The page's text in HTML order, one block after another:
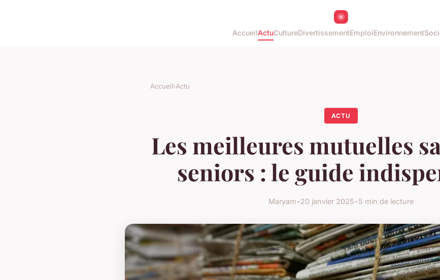
AccueilActuCultureDivertissementEmploiEnvironnement
Accueil›Actu
ACTU
Les meilleures mutuelles
seniors : le guide
Maryam•20 janvier 2025•5 min de lecture